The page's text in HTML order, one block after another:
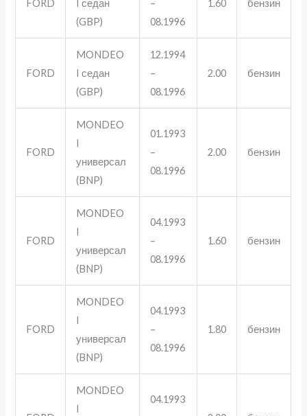
FORD
I седан
(GBP)
–
08.1996
1.60 бензин
FORD
MONDEO
I седан
(GBP)
12.1994
–
08.1996
2.00 бензин
FORD
MONDEO
I
универсал
(BNP)
01.1993
–
08.1996
2.00 бензин
FORD
MONDEO
I
универсал
(BNP)
04.1993
–
08.1996
1.60 бензин
FORD
MONDEO
I
универсал
(BNP)
04.1993
–
08.1996
1.80 бензин
MONDEO
I
04.1993